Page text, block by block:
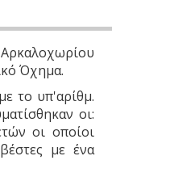
Όχημα.
το υπ'αρίθμ.
οι:
οι οποίοι
με ένα